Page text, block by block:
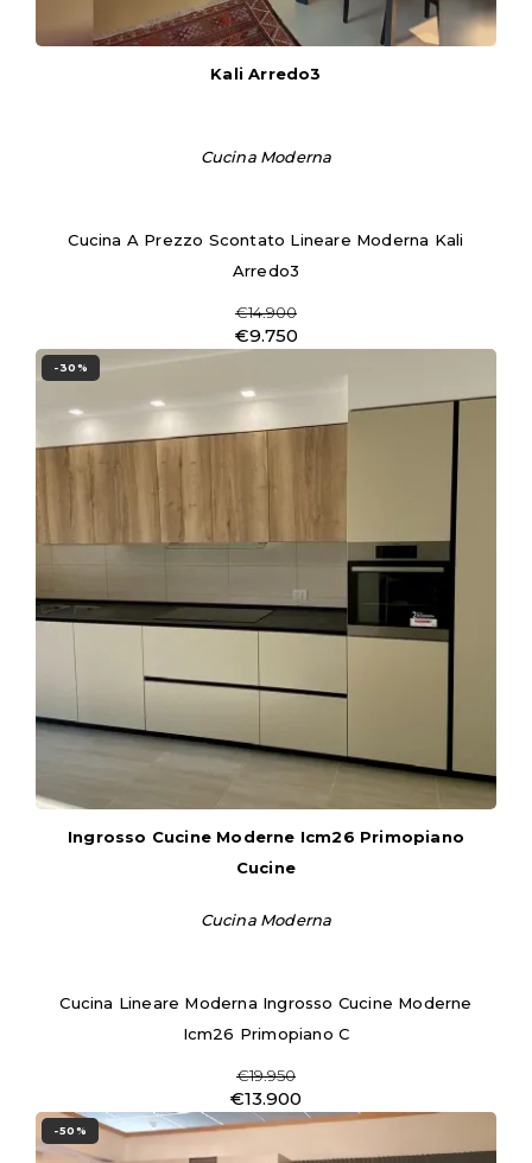
Kali Arredo3
Cucina Moderna
Cucina A Prezzo Scontato Lineare Moderna Kali
Arredo3
€14.900
€9.750
-30%
Ingrosso Cucine Moderne Icm26 Primopiano
Cucine
Cucina Moderna
Cucina Lineare Moderna Ingrosso Cucine Moderne
Icm26 Primopiano C
€19.950
€13.900
-50%